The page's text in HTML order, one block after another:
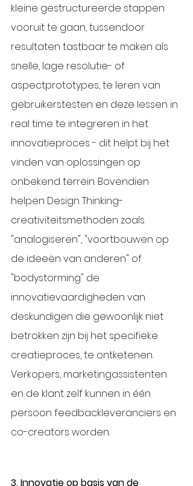
kleine gestructureerde stappen
vooruit te gaan, tussendoor
resultaten tastbaar te maken als
snelle, lage resolutie- of
aspectprototypes, te leren van
gebruikerstesten en deze lessen in
real time te integreren in het
innovatieproces - dit helpt bij het
vinden van oplossingen op
onbekend terrein. Bovendien
helpen Design Thinking-
creativiteitsmethoden zoals
"analogiseren", "voortbouwen op
de ideeën van anderen" of
"bodystorming" de
innovatievaardigheden van
deskundigen die gewoonlijk niet
betrokken zijn bij het specifieke
creatieproces, te ontketenen.
Verkopers, marketingassistenten
en de klant zelf kunnen in één
persoon feedbackleveranciers en
co-creators worden.
3. Innovatie op basis van de